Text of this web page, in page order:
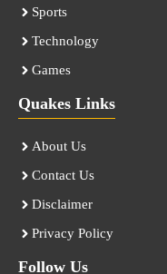
Sports
Technology
Games
Quakes Links
About Us
Contact Us
Disclaimer
Privacy Policy
Follow Us